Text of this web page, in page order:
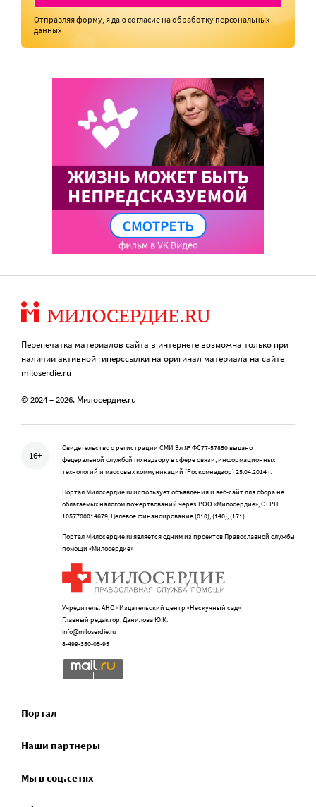
Отправляя форму, я даюсогласие на обработку персональных
данных
Перепечатка материалов сайта в интернете возможна только при
наличии активной гиперссылки на оригинал материала на сайте
miloserdie.ru
© 2024 – 2026. Милосердие.ru
16+
Свидетельство о регистрации СМИ Эл № ФС77-57850 выдано
федеральной службой по надзору в сфере связи, информационных
технологий и массовых коммуникаций (Роскомнадзор) 25.04.2014 г.
Портал Милосердие.ru использует объявления и веб-сайт для сбора не
облагаемых налогом пожертвований через РОО «Милосердие», ОГРН
1057700014679, Целевое финансирование (010), (140), (171)
Портал Милосердие.ru является одним из проектов Православной службы
помощи «Милосердие»
Учредитель: АНО «Издательский центр «Нескучный сад»
Главный редактор: Данилова Ю.К.
info@miloserdie.ru
8-499-350-05-95
Портал
Наши партнеры
Мы в соц.сетях